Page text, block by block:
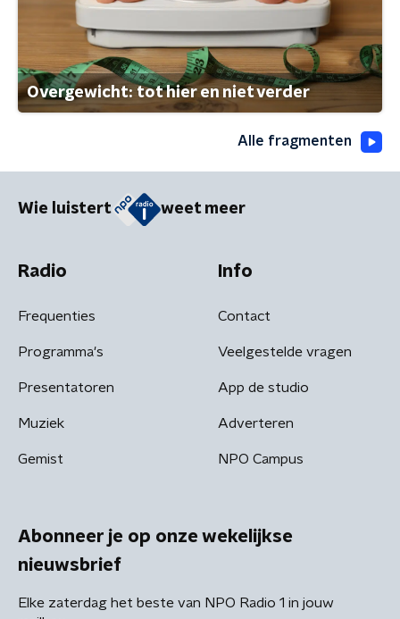
Overgewicht: tot hier en niet verder
Alle fragmenten
Wie luistert weet meer
Radio
Frequenties
Programma's
Presentatoren
Muziek
Gemist
Info
Contact
Veelgestelde vragen
App de studio
Adverteren
NPO Campus
Abonneer je op onze wekelijkse
nieuwsbrief
Elke zaterdag het beste van NPO Radio 1 in jouw